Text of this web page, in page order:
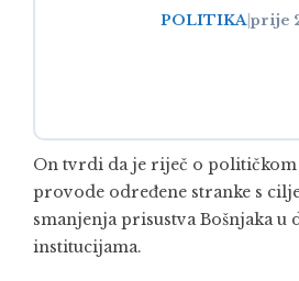
POLITIKAprije
On tvrdi da je riječ o
provode određene stranke s
smanjenja prisustva Bošnjaka u
institucijama.